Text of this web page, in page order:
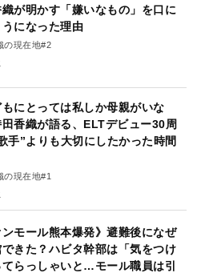
が明かす「嫌いなもの」を口に
になった理由
の現在地#2
もにとっては私しか母親がいな
田香織が語る、ELTデビュー30周
手”よりも大切にしたかった時間
の現在地#1
ンモール熊本爆発》避難後になぜ
きた？ハビタ幹部は「気をつけ
らっしゃいと…モール職員は引